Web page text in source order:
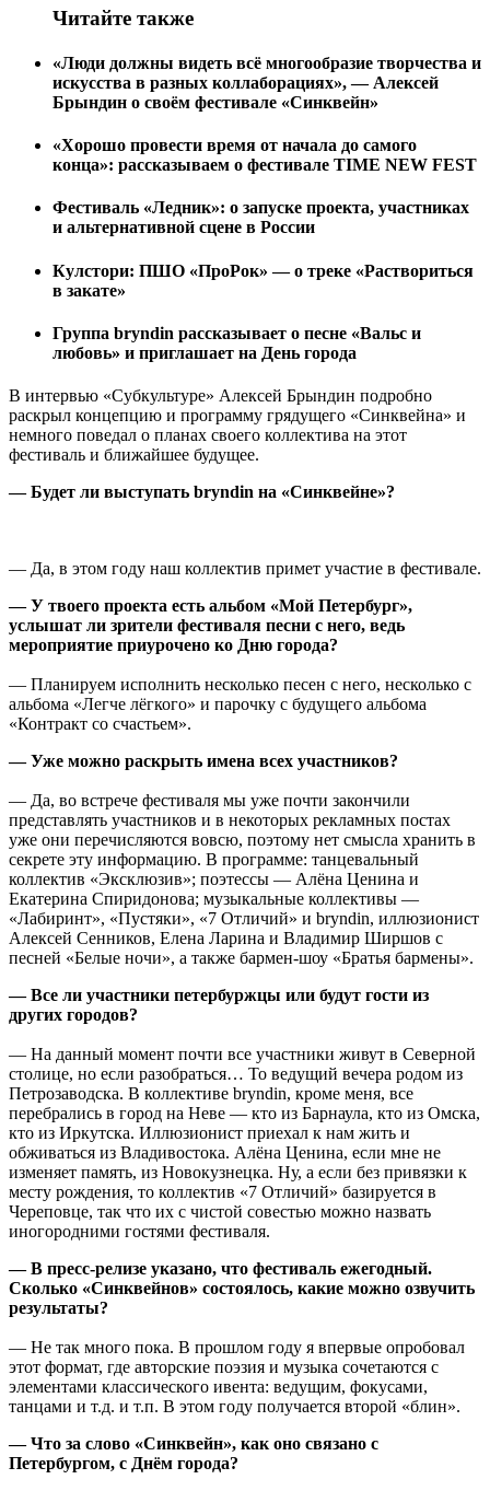
Читайте также
«Люди должны видеть всё многообразие творчества и
искусства в разных коллаборациях», — Алексей
Брындин о своём фестивале «Синквейн»
«Хорошо провести время от начала до самого
конца»: рассказываем о фестивале TIME NEW FEST
Фестиваль «Ледник»: о запуске проекта, участниках
и альтернативной сцене в России
Кулстори: ПШО «ПроРок» — о треке «Раствориться
в закате»
Группа bryndin рассказывает о песне «Вальс и
любовь» и приглашает на День города
В интервью «Субкультуре» Алексей Брындин подробно
раскрыл концепцию и программу грядущего «Синквейна» и
немного поведал о планах своего коллектива на этот
фестиваль и ближайшее будущее.
— Будет ли выступать bryndin на «Синквейне»?
— Да, в этом году наш коллектив примет участие в фестивале.
— У твоего проекта есть альбом «Мой Петербург»,
услышат ли зрители фестиваля песни с него, ведь
мероприятие приурочено ко Дню города?
— Планируем исполнить несколько песен с него, несколько с
альбома «Легче лёгкого» и парочку с будущего альбома
«Контракт со счастьем».
— Уже можно раскрыть имена всех участников?
— Да, во встрече фестиваля мы уже почти закончили
представлять участников и в некоторых рекламных постах
уже они перечисляются вовсю, поэтому нет смысла хранить в
секрете эту информацию. В программе: танцевальный
коллектив «Эксклюзив»; поэтессы — Алёна Ценина и
Екатерина Спиридонова; музыкальные коллективы —
«Лабиринт», «Пустяки», «7 Отличий» и bryndin, иллюзионист
Алексей Сенников, Елена Ларина и Владимир Ширшов с
песней «Белые ночи», а также бармен-шоу «Братья бармены».
— Все ли участники петербуржцы или будут гости из
других городов?
— На данный момент почти все участники живут в Северной
столице, но если разобраться… То ведущий вечера родом из
Петрозаводска. В коллективе bryndin, кроме меня, все
перебрались в город на Неве — кто из Барнаула, кто из Омска,
кто из Иркутска. Иллюзионист приехал к нам жить и
обживаться из Владивостока. Алёна Ценина, если мне не
изменяет память, из Новокузнецка. Ну, а если без привязки к
месту рождения, то коллектив «7 Отличий» базируется в
Череповце, так что их с чистой совестью можно назвать
иногородними гостями фестиваля.
— В пресс-релизе указано, что фестиваль ежегодный.
Сколько «Синквейнов» состоялось, какие можно озвучить
результаты?
— Не так много пока. В прошлом году я впервые опробовал
этот формат, где авторские поэзия и музыка сочетаются с
элементами классического ивента: ведущим, фокусами,
танцами и т.д. и т.п. В этом году получается второй «блин».
— Что за слово «Синквейн», как оно связано с
Петербургом, с Днём города?